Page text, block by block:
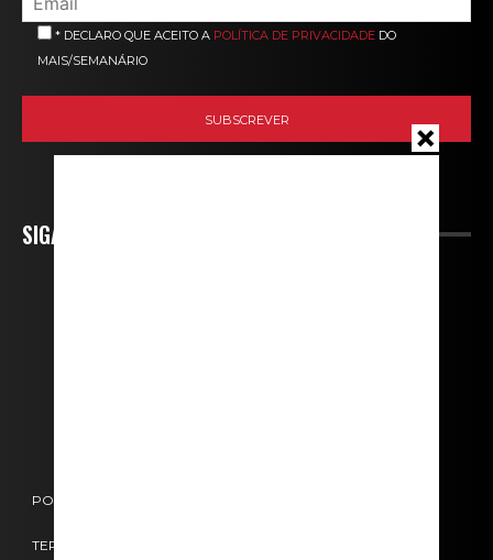
* DECLARO QUE ACEITO A POLÍTICA DE PRIVACIDADE DO
MAIS/SEMANÁRIO
SIGA-NOS
POLÍTICA DE COOKIES
TERMOS E CONDIÇÕES